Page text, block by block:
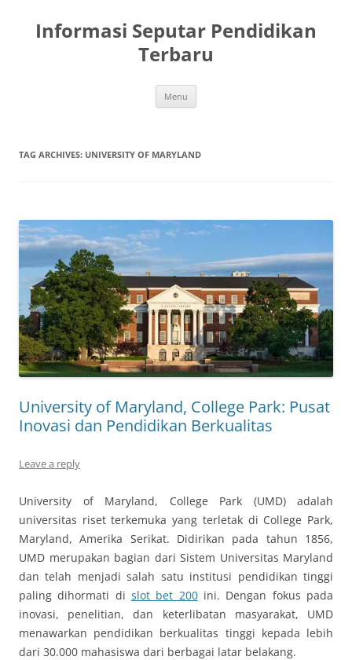
content
Informasi Seputar Pendidikan
Terbaru
Menu
TAG ARCHIVES: UNIVERSITY OF MARYLAND
University of Maryland, College Park: Pusat
Inovasi dan Pendidikan Berkualitas
Leave a reply
University of Maryland, College Park (UMD) adalah
universitas riset terkemuka yang terletak di College Park,
Maryland, Amerika Serikat. Didirikan pada tahun 1856,
UMD merupakan bagian dari Sistem Universitas Maryland
dan telah menjadi salah satu institusi pendidikan tinggi
paling dihormati di slot bet 200ini. Dengan fokus pada
inovasi, penelitian, dan keterlibatan masyarakat, UMD
menawarkan pendidikan berkualitas tinggi kepada lebih
dari 30.000 mahasiswa dari berbagai latar belakang.